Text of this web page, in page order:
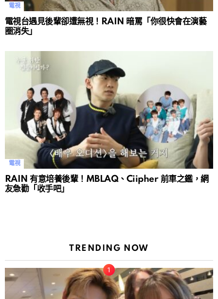
電視
電視台遇見後輩卻遭無視！RAIN 暗罵「你很快會在演藝
圈消失」
電視
RAIN 有意培養後輩！MBLAQ、Ciipher 前車之鑑，網
友急勸「收手吧」
TRENDING NOW